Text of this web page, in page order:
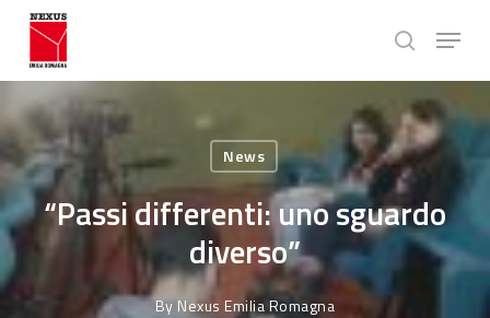
Skip
main
search
Menu
News
“Passi differenti: uno sguardo
diverso”
By Nexus Emilia Romagna